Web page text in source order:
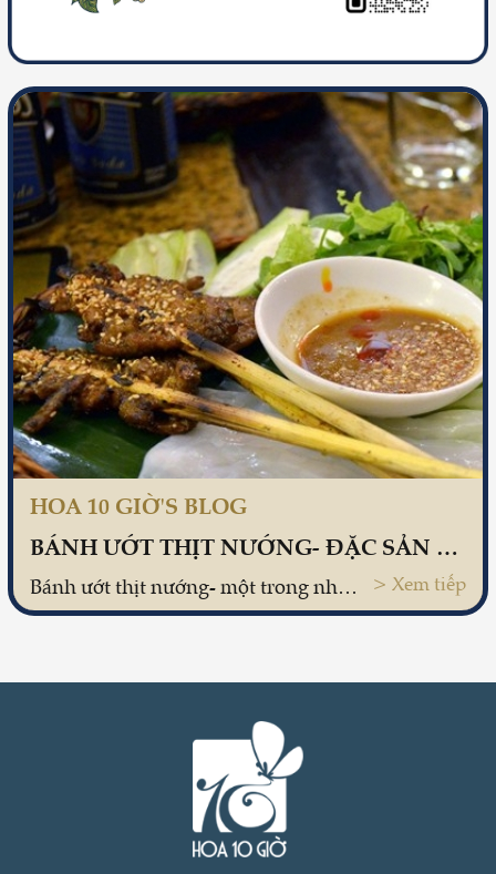
HOA 10 GIỜ'S BLOG
BÁNH ƯỚT THỊT NƯỚNG- ĐẶC SẢN KHÔNG THỂ BỎ QUA CỦA MIỀN TRUNG
Bánh ướt thịt nướng- một trong những món bánh ngon bạn không thể không thử khi đặt chân đến những vùng đất miền Trung. Món ăn hội tụ đủ những yếu tố ngon, lạ và độc đáo khiến thực khách phải nhớ mãi. > Xem tiếp